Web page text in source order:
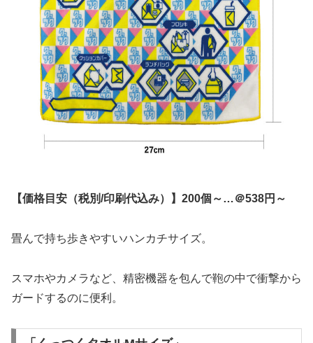
【価格目安（税別/印刷代込み）】200個～…＠538円～
畳んで持ち歩きやすいハンカチサイズ。
スマホやカメラなど、精密機器を包んで鞄の中で衝撃から
ガードするのに便利。